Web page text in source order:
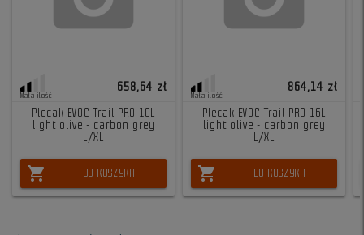
Mała ilość
658,64 zł
Plecak EVOC Trail PRO 10L
light olive - carbon grey
L/XL
shopping_cart DO KOSZYKA
Mała ilość
864,14 zł
Plecak EVOC Trail PRO 16L
light olive - carbon grey
L/XL
shopping_cart DO KOSZYKA